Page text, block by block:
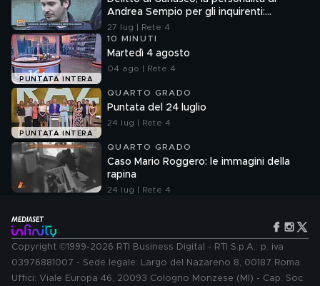
Andrea Sempio per gli inquirenti:
"Ossessionato e bugiardo"
27 lug | Rete 4
PUNTATA INTERA
10 MINUTI
Martedì 4 agosto
04 ago | Rete 4
PUNTATA INTERA
QUARTO GRADO
Puntata del 24 luglio
24 lug | Rete 4
QUARTO GRADO
Caso Mario Roggero: le immagini della
rapina
24 lug | Rete 4
Copyright ©1999-2026 RTI Business Digital - RTI S.p.A.: p. iva
03976881007 - Sede legale: Largo del Nazareno 8, 00187 Roma.
Uffici: Viale Europa 46, 20093 Cologno Monzese (MI) - Cap. Soc.